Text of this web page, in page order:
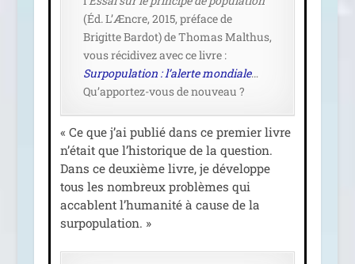
(Éd. L’Æncre, 2015, pré­face de
Brigitte Bardot) de Thomas Malthus,
vous réci­di­vez avec ce livre :
Surpopulation : l’alerte mon­diale…
Qu’apportez-vous de nouveau ?
« Ce que j’ai publié dans ce pre­mier livre
n’était que l’historique de la ques­tion.
Dans ce deuxième livre, je déve­loppe
tous les nom­breux pro­blèmes qui
accablent l’humanité à cause de la
surpopulation. »